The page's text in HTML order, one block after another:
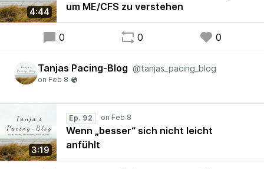
4:44
um ME/CFS zu verstehen
0 0 0
Tanjas Pacing-Blog @tanjas_pacing_blog
3:19
Ep. 92
Wenn „besser“ sich nicht leicht
anfühlt